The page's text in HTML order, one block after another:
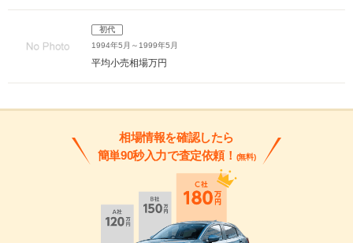
初代
1994年5月～1999年5月
平均小売相場万円
相場情報を確認したら
簡単90秒入力で査定依頼！ (無料)